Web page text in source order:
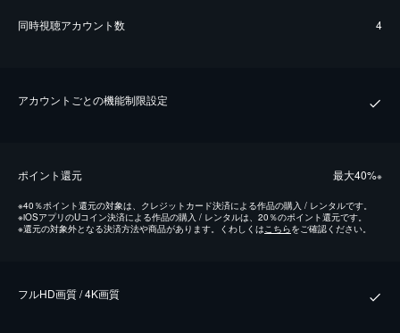
同時視聴アカウント数 4
アカウントごとの機能制限設定
ポイント還元 最⼤40%※
※40％ポイント還元の対象は、クレジットカード決済による作品の購入 / レンタルです。
※iOSアプリのUコイン決済による作品の購入 / レンタルは、20％のポイント還元です。
※還元の対象外となる決済方法や商品があります。くわしくはこちらをご確認ください。
フルHD画質 / 4K画質